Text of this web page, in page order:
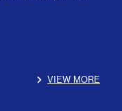
VIEW MORE